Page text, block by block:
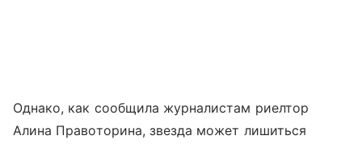
Однако, как сообщила журналистам риелтор
Алина Правоторина, звезда может лишиться